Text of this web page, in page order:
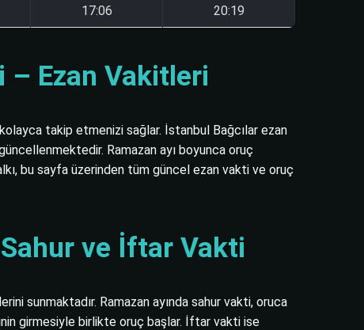
17:06 20:19
– Ezan Vakitleri
takip etmenizi sağlar. İstanbul Bağcılar ezan
Ramazan ayı boyunca oruç
bu sayfa üzerinden tüm güncel ezan vakti ve oruç
ve İftar Vakti
sunmaktadır. Ramazan ayında sahur vakti, oruca
girmesiyle birlikte oruç başlar. İftar vakti ise